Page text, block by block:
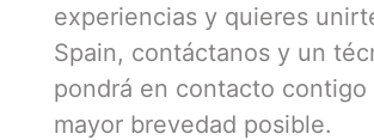
experiencias y quieres
Spain, contáctanos y un
pondrá en contacto contigo
mayor brevedad posible.